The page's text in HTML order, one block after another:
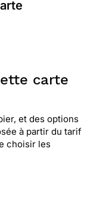
carte
et des options
à partir du tarif
choisir les